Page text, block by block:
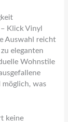
Klick Vinyl
Auswahl reicht
eleganten
Wohnstile
möglich, was
keine